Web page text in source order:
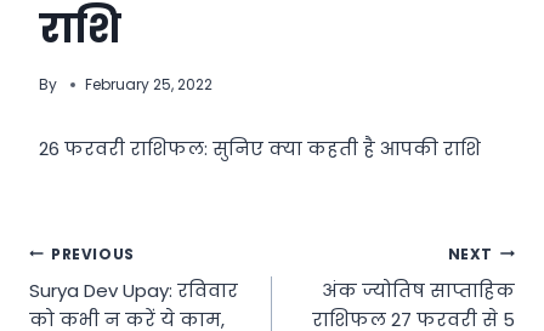
राशि
By February 25, 2022
26 फरवरी राशिफल: सुनिए क्या कहती है आपकी राशि
Post
navigation
PREVIOUS
Surya Dev Upay: रविवार
को कभी न करें ये काम,
NEXT
अंक ज्योतिष साप्ताहिक
राशिफल 27 फरवरी से 5